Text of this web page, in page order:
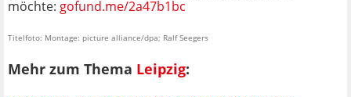
möchte: gofund.me/2a47b1bc
Titelfoto: Montage: picture alliance/dpa; Ralf Seegers
Mehr zum Thema Leipzig: